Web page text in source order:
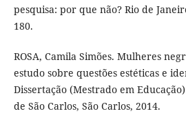
pesquisa: por que não? Rio de
180.
ROSA, Camila Simões. Mulheres
estudo sobre questões estéticas e
Dissertação (Mestrado em
de São Carlos, São Carlos, 2014.